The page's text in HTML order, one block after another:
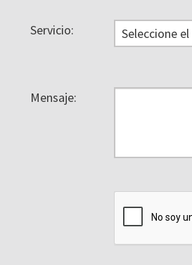
Servicio:
Mensaje: